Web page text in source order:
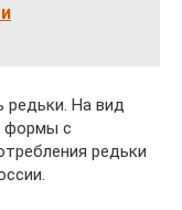
редьки. На вид
формы с
редьки